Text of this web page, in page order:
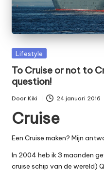
Geplaatst
Lifestyle
To Cruise or not to
question!
Geplaatst
door
Door Kiki 24 januari 2016
Cruise
Een Cruise maken? Mijn
In 2004 heb ik3 maanden
cruise schip van de wereld)